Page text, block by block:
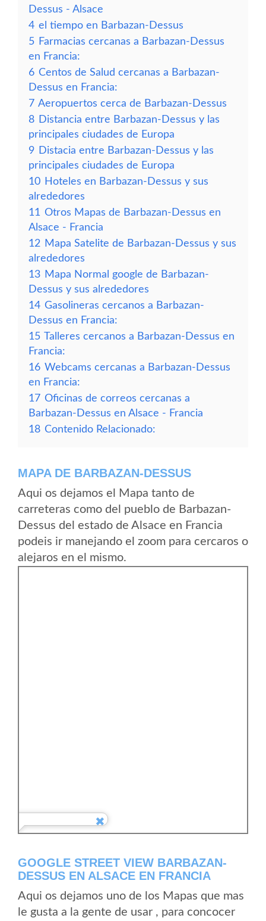
Dessus - Alsace
4 el tiempo en Barbazan-Dessus
5 Farmacias cercanas a Barbazan-Dessus
en Francia:
6 Centos de Salud cercanas a Barbazan-
Dessus en Francia:
7 Aeropuertos cerca de Barbazan-Dessus
8 Distancia entre Barbazan-Dessus y las
principales ciudades de Europa
9 Distacia entre Barbazan-Dessus y las
principales ciudades de Europa
10 Hoteles en Barbazan-Dessus y sus
alrededores
11 Otros Mapas de Barbazan-Dessus en
Alsace - Francia
12 Mapa Satelite de Barbazan-Dessus y sus
alrededores
13 Mapa Normal google de Barbazan-
Dessus y sus alrededores
14 Gasolineras cercanos a Barbazan-
Dessus en Francia:
15 Talleres cercanos a Barbazan-Dessus en
Francia:
16 Webcams cercanas a Barbazan-Dessus
en Francia:
17 Oficinas de correos cercanas a
Barbazan-Dessus en Alsace - Francia
18 Contenido Relacionado:
MAPA DE BARBAZAN-DESSUS
Aqui os dejamos el Mapa tanto de
carreteras como del pueblo de Barbazan-
Dessus del estado de Alsace en Francia
podeis ir manejando el zoom para cercaros o
alejaros en el mismo.
GOOGLE STREET VIEW BARBAZAN-
DESSUS EN ALSACE EN FRANCIA
Aqui os dejamos uno de los Mapas que mas
le gusta a la gente de usar , para concocer